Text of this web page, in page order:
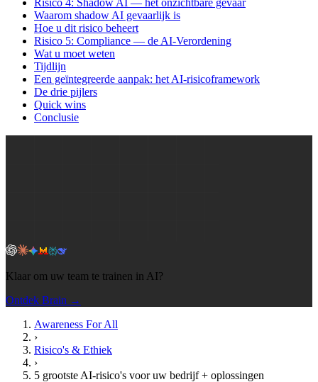
Risico 4: Shadow AI — het onzichtbare gevaar
Waarom shadow AI gevaarlijk is
Hoe u dit risico beheert
Risico 5: Compliance — de AI-Verordening
Wat u moet weten
Tijdlijn
Een geïntegreerde aanpak: het AI-risicoframework
De drie pijlers
Quick wins
Conclusie
Klaar om uw team te trainen in AI?
Ontdek Brain →
Awareness For All
›
Risico's & Ethiek
›
5 grootste AI-risico's voor uw bedrijf + oplossingen